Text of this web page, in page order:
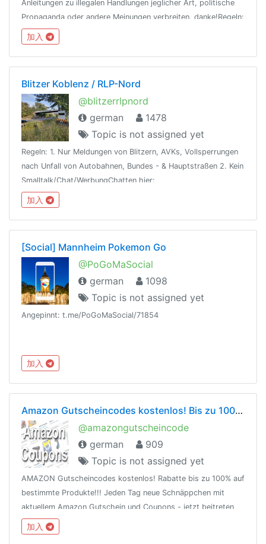
Anleitungen zu illegalen Handlungen jeglicher Art, politische
Propaganda oder andere Meinungen verbreiten, danke!Regeln:
https://marketing.tarnkappe.info/telegram-regeln.htmlUno
Chat: @TarnUno
加入
Blitzer Koblenz / RLP-Nord
@blitzerrlpnord
german
1478
Topic is not assigned yet
Regeln: 1. Nur Meldungen von Blitzern, AVKs, Vollsperrungen
nach Unfall von Autobahnen, Bundes - & Hauptstraßen 2. Kein
Smalltalk/Chat/WerbungChatten hier:
https://t.me/joinchat/FEOj3hCCze07wRAOL6nJDw
加入
[Social] Mannheim Pokemon Go
@PoGoMaSocial
german
1098
Topic is not assigned yet
Angepinnt: t.me/PoGoMaSocial/71854
加入
Amazon Gutscheincodes kostenlos! Bis zu 100% Rabatt
@amazongutscheincode
german
909
Topic is not assigned yet
AMAZON Gutscheincodes kostenlos! Rabatte bis zu 100% auf
bestimmte Produkte!!! Jeden Tag neue Schnäppchen mit
aktuellem Amazon Gutschein und Coupons - jetzt beitreten
und immer auf dem Laufenden bleiben!
加入